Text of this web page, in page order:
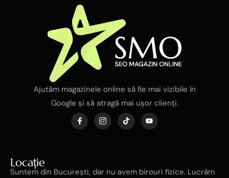
Ajutăm magazinele online să fie mai vizibile în
Google și să atragă mai ușor clienți.
Locație
Suntem din București, dar nu avem birouri fizice. Lucrăm